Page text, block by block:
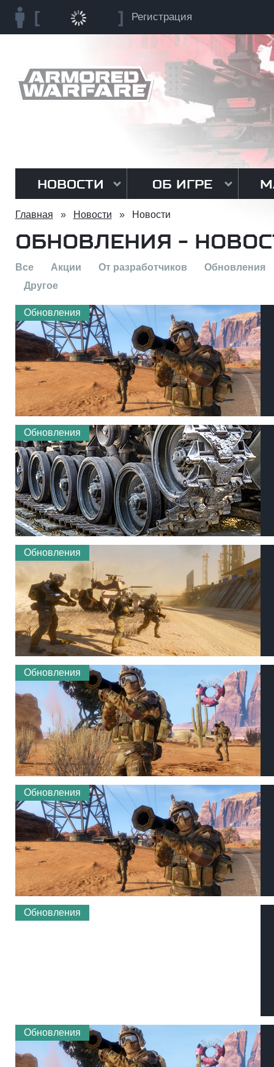
Регистрация
НОВОСТИ ОБ ИГРЕ
Главная » Новости » Новости
ОБНОВЛЕНИЯ -
Все Акции От разработчиков
Обновления
Другое
Обновления
Обновления
Обновления
Обновления
Обновления
Обновления
Обновления